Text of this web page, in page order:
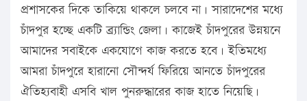
প্রশাসকের দিকে তাকিয়ে থাকলে চলবে না। সারাদেশের মধ্যে
চাঁদপুর হচ্ছে একটি ব্র্যান্ডিং জেলা। কাজেই চাঁদপুরের উন্নয়নে
আমাদের সবাইকে একযোগে কাজ করতে হবে। ইতিমধ্যে
আমরা চাঁদপুরে হারানো সৌন্দর্য ফিরিয়ে আনতে চাঁদপুরের
ঐতিহ্যবাহী এসবি খাল পুনরুদ্ধারের কাজ হাতে নিয়েছি।